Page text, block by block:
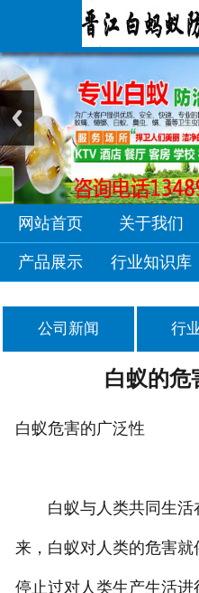
网站首页 关于我们
产品展示 行业知识库
公司新闻 行
白蚁的危
白蚁危害的广泛性
白蚁与人类共同生活
来，白蚁对人类的危害
停止过对人类生产生活